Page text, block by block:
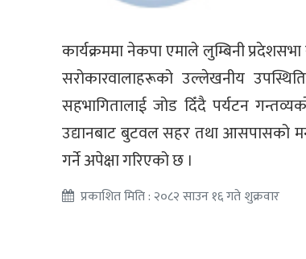
कार्यक्रममा नेकपा एमाले लुम्बिनी
सरोकारवालाहरूको उल्लेखनीय
सहभागितालाई जोड दिँदै पर्यटन
उद्यानबाट बुटवल सहर तथा आसपासको
गर्ने अपेक्षा गरिएको छ ।
प्रकाशित मिति : २०८२ साउन १६ गते शुक्रवार